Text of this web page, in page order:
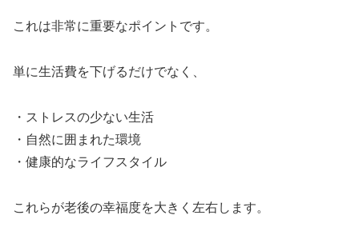
これは非常に重要なポイントです。
単に生活費を下げるだけでなく、
・ストレスの少ない生活
・自然に囲まれた環境
・健康的なライフスタイル
これらが老後の幸福度を大きく左右します。